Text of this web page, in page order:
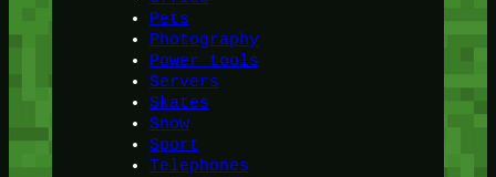
Pets
Photography
Power tools
Servers
Skates
Snow
Sport
Telephones